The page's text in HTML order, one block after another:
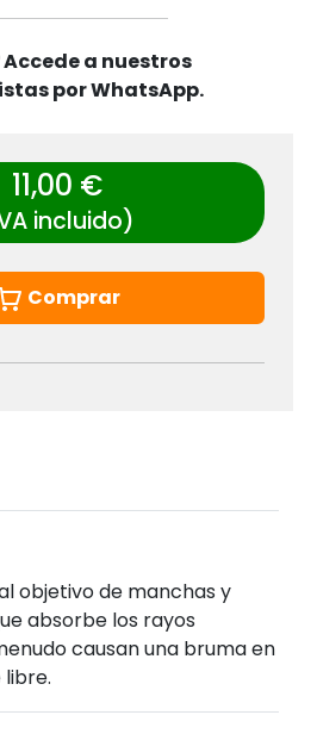
Accede a nuestros
por WhatsApp.
11,00 €
incluido)
Comprar
objetivo de manchas y
absorbe los rayos
causan una bruma en